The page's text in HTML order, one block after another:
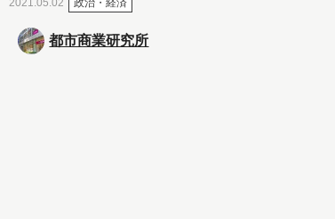
2021.05.02
都市商業研究所